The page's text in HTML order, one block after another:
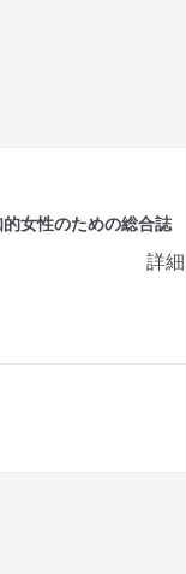
的女性のための総合誌
詳